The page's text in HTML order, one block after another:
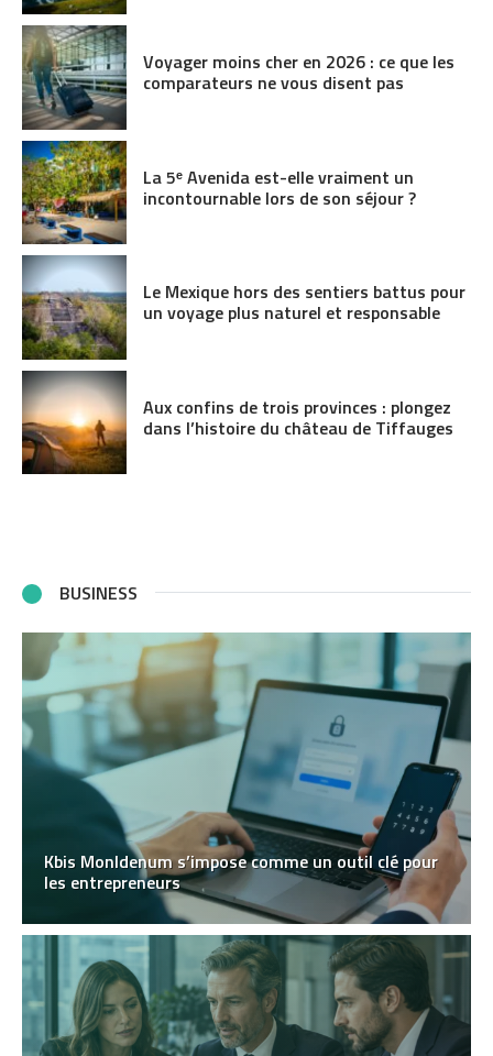
Voyager moins cher en 2026 : ce que les
comparateurs ne vous disent pas
La 5ᵉ Avenida est-elle vraiment un
incontournable lors de son séjour ?
Le Mexique hors des sentiers battus pour
un voyage plus naturel et responsable
Aux confins de trois provinces : plongez
dans l’histoire du château de Tiffauges
BUSINESS
Kbis MonIdenum s’impose comme un outil clé pour
les entrepreneurs